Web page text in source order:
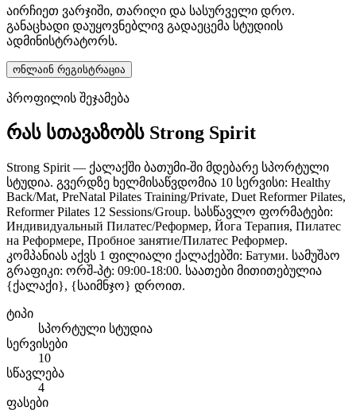
აირჩიეთ ვარჯიში, თარიღი და სასურველი დრო.
განაცხადი დაუყოვნებლივ გადაეცემა სტუდიის
ადმინისტრატორს.
ონლაინ რეგისტრაცია
პროფილის შეჯამება
რას სთავაზობს Strong Spirit
Strong Spirit — ქალაქში ბათუმი-ში მდებარე სპორტული
სტუდია. გვერდზე ხელმისაწვდომია 10 სერვისი: Healthy
Back/Mat, PreNatal Pilates Training/Private, Duet Reformer Pilates,
Reformer Pilates 12 Sessions/Group. სასწავლო ფორმატები:
Индивидуальный Пилатес/Реформер, Йога Терапия, Пилатес
на Реформере, Пробное занятие/Пилатес Реформер.
კომპანიას აქვს 1 ფილიალი ქალაქებში: Батуми. სამუშაო
გრაფიკი: ორშ-პტ: 09:00-18:00. საათები მითითებულია
{ქალაქი}, {საიმნჯო} დროით.
ტიპი
სპორტული სტუდია
სერვისები
10
სწავლება
4
ფასები